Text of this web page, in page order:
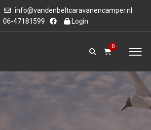
info@vandenbeltcaravanencamper.nl
06-47181599
Login
0